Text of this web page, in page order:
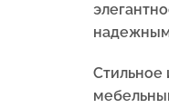
Стильное